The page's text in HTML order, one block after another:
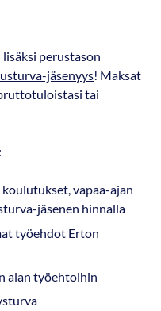
perustason
jäsenyys! Maksat
tai
vapaa-ajan
jäsenen hinnalla
työehdot Erton
alan työehtoihin